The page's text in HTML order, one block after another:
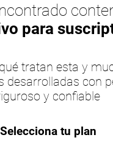
para
tratan esta y
desarrolladas con
y confiable
Selecciona tu plan